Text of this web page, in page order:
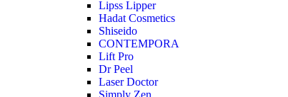
Lipss Lipper
Hadat Cosmetics
Shiseido
CONTEMPORA
Lift Pro
Dr Peel
Laser Doctor
Simply Zen